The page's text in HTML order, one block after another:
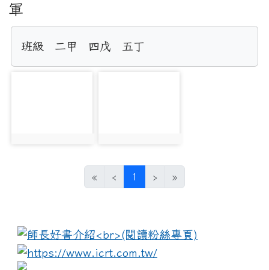
軍
班級	二甲	四戊	五丁
« ‹ 1 (current)
› »
link to https://